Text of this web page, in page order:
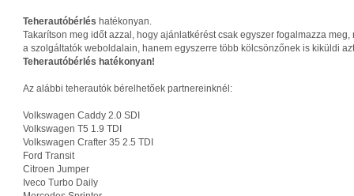
Teherautóbérlés hatékonyan.
Takarítson meg időt azzal, hogy ajánlatkérést csak egyszer fogalmazza
a szolgáltatók weboldalain, hanem egyszerre több kölcsönzőnek is kiküldi
Teherautóbérlés hatékonyan!
Az alábbi teherautók bérelhetőek partnereinknél:
Volkswagen Caddy 2.0 SDI
Volkswagen T5 1.9 TDI
Volkswagen Crafter 35 2.5 TDI
Ford Transit
Citroen Jumper
Iveco Turbo Daily